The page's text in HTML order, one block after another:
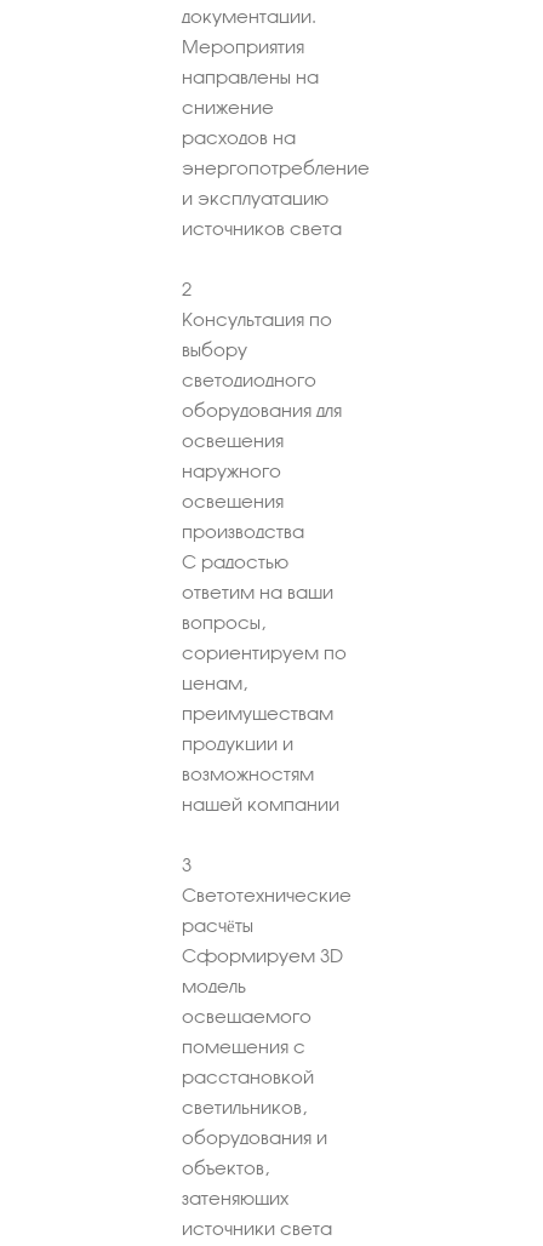
документации.
Мероприятия
направлены на
снижение
расходов на
энергопотребление
и эксплуатацию
источников света
2
Консультация по
выбору
светодиодного
оборудования для
освещения
наружного
освещения
производства
С радостью
ответим на ваши
вопросы,
сориентируем по
ценам,
преимуществам
продукции и
возможностям
нашей компании
3
Светотехнические
расчёты
Сформируем 3D
модель
освещаемого
помещения с
расстановкой
светильников,
оборудования и
объектов,
затеняющих
источники света